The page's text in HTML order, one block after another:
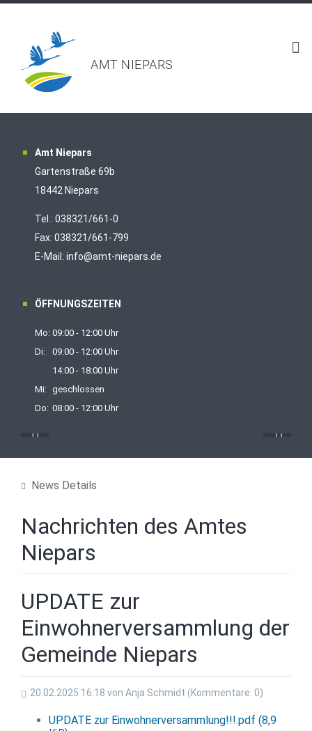
AMT NIEPARS
Amt Niepars
Gartenstraße 69b
18442 Niepars
Tel.: 038321/661-0
Fax: 038321/661-799
E-Mail: info@amt-niepars.de
ÖFFNUNGSZEITEN
Mo: 09:00 - 12:00 Uhr
Di:
09:00 - 12:00 Uhr
14:00 - 18:00 Uhr
Mi: geschlossen
Do: 08:00 - 12:00 Uhr
News Details
Nachrichten des Amtes
Niepars
UPDATE zur
Einwohnerversammlung der
Gemeinde Niepars
20.02.2025 16:18 von Anja Schmidt (Kommentare: 0)
UPDATE zur Einwohnerversammlung!!!.pdf (8,9